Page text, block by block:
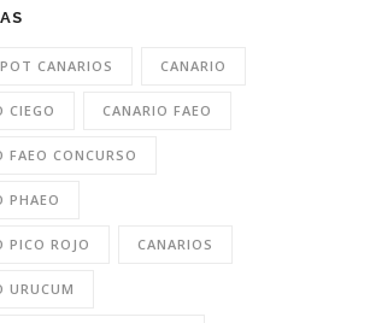
CANARIOS CANARIO
CIEGO CANARIO FAEO
FAEO CONCURSO
PHAEO
PICO ROJO CANARIOS
URUCUM